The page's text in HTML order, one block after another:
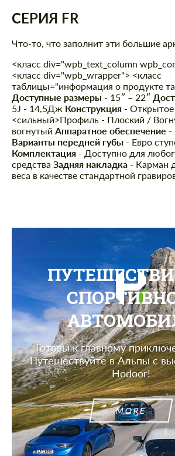
СЕРИЯ FR
Что-то, что заполнит эти большие
<класс div="wpb_text_column
<класс div="wpb_wrapper"> <класс
таблицы="информация о продукте
Доступные размеры - 15″ – 22″
5J - 14,5Дж Конструкция - Открытое
<сильный>Профиль - Плоский /
вогнутый Аппаратное обеспечение -
Варианты передней губы - Евро
Комплектация - Доступно для
средства Задняя накладка - Карман
веса в качестве стандартной
Готовы к главному
Путешествуйте в Альпы с
Hodoor!
MORE